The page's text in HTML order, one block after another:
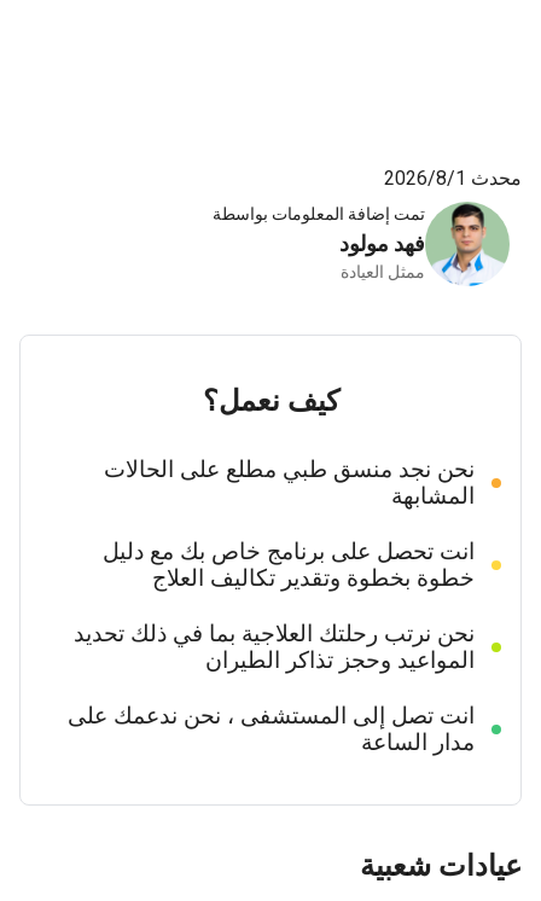
تمت إضافة المعلومات بواسطة
فهد مولود
ممثل العيادة
محدث 1‏/8‏/2026
كيف نعمل؟
نحن نجد منسق طبي مطلع على الحالات
المشابهة
انت تحصل على برنامج خاص بك مع دليل
خطوة بخطوة وتقدير تكاليف العلاج
نحن نرتب رحلتك العلاجية بما في ذلك تحديد
المواعيد وحجز تذاكر الطيران
انت تصل إلى المستشفى ، نحن ندعمك على
مدار الساعة
عيادات شعبية